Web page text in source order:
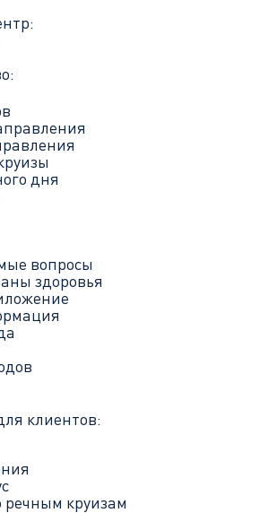
дня
вопросы
здоровья
клиентов:
речным круизам